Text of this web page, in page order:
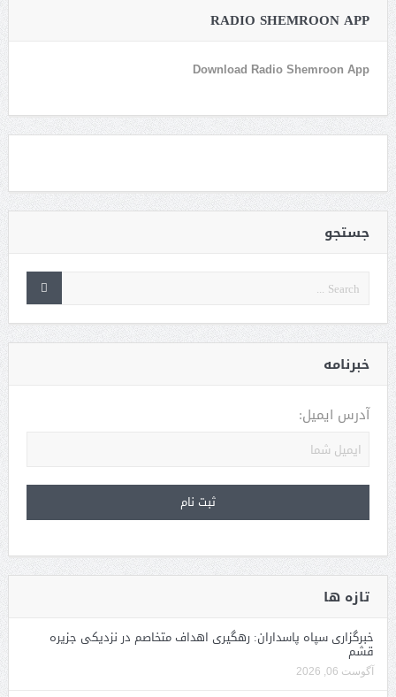
RADIO SHEMROON APP
Download Radio Shemroon App
جستجو
خبرنامه
آدرس ایمیل:
تازه ها
خبرگزاری سپاه پاسداران: رهگیری اهداف متخاصم در نزدیکی جزیره
قشم
آگوست 06, 2026